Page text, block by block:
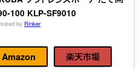
100 KLP-SF9010
by Rinker
Amazon
楽天市場